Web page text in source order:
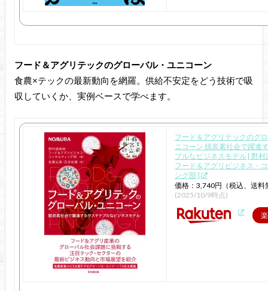
フード＆アグリテックのグローバル・ユニコーン
食農×テックの最新動向を網羅。供給不安定をどう技術で吸
収していくか、実例ベースで学べます。
フード＆アグリテックのグ
ニコーン 脱炭素社会で躍進
ブルなビジネスモデル [ 野
フード＆アグリビジネス・
ング部 ]
価格：3,740円（税込、送料
(2025/10/9時点)